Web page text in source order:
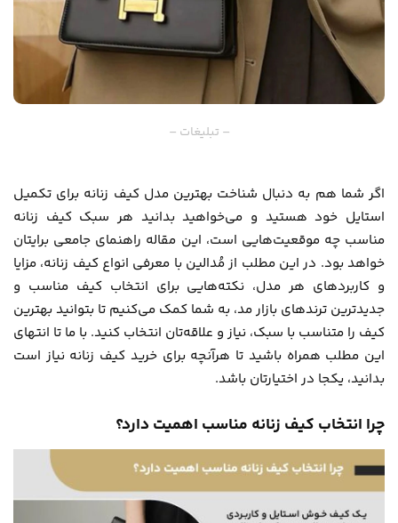
– تبلیغات –
اگر شما هم به دنبال شناخت بهترین مدل کیف زنانه برای تکمیل
استایل خود هستید و می‌خواهید بدانید هر سبک کیف زنانه
مناسب چه موقعیت‌هایی است، این مقاله راهنمای جامعی برایتان
خواهد بود. در این مطلب ازمُدالین با معرفی انواع کیف زنانه، مزایا
و کاربردهای هر مدل، نکته‌هایی برای انتخاب کیف مناسب و
جدیدترین ترندهای بازار مد، به شما کمک می‌کنیم تا بتوانید بهترین
کیف را متناسب با سبک، نیاز و علاقه‌تان انتخاب کنید. با ما تا انتهای
این مطلب همراه باشید تا هرآنچه برای خرید کیف زنانه نیاز است
بدانید، یکجا در اختیارتان باشد.
چرا انتخاب کیف زنانه مناسب اهمیت دارد؟